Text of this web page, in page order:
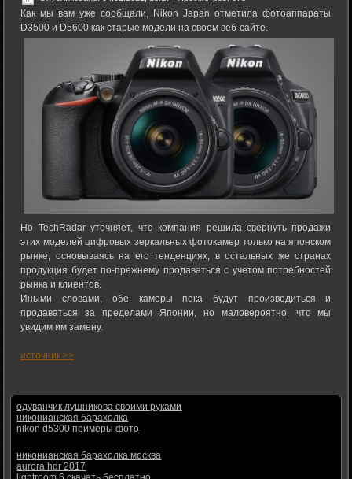
Как мы вам уже сообщали, Nikon Japan отметила фотоаппараты
D3500 и D5600 как старые модели на своем веб-сайте.
Но TechRadar уточняет, что компания решила свернуть продажи
этих моделей цифровых зеркальных фотокамер только на японском
рынке, основываясь на его тенденциях, в остальных же странах
продукция будет по-прежнему продаваться с учетом потребностей
рынка и клиентов.
Иными словами, обе камеры пока будут производиться и
продаваться за пределами Японии, но маловероятно, что мы
увидим им замену.
источник >>
одуванчик лушникова своими руками
никонианская барахолка
nikon d5300 примеры фото
никонианская барахолка москва
aurora hdr 2017